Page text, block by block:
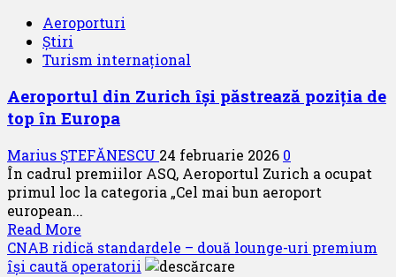
BARIG
de
Berlin,
consolidarea
aerian
și
a
turismului
Aeroporturi
Știri
Turism internațional
Aeroportul din Zurich își păstrează poziția de
top în Europa
Marius ȘTEFĂNESCU 24 februarie 2026 0
În cadrul premiilor ASQ, Aeroportul Zurich a ocupat
primul loc la categoria „Cel mai bun aeroport
european...
Read More
more
about
CNAB ridică standardele – două lounge-uri premium
își caută operatorii